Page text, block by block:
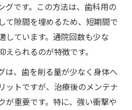
グです。この方法は、歯科用の
て隙間を埋めるため、短期間で
しています。通院回数も少な
られるのが特徴です。
は、歯を削る量が少なく身体へ
ットですが、治療後のメンテナ
が重要です。特に、強い衝撃や